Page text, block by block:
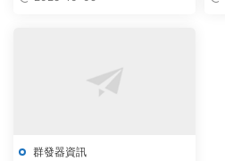
群發器資訊